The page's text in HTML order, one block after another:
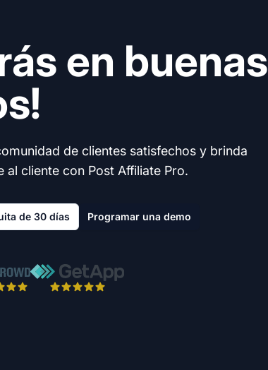
en buenas
de clientes satisfechos y brinda
al cliente con Post Affiliate Pro.
de 30 días Programar una demo